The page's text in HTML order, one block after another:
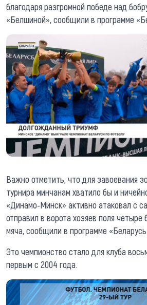
благодаря разгромной победе над
«Белшиной», сообщили в программе
Важно отметить, что для завоевания
турнира минчанам хватило бы и
«Динамо-Минск» активно атаковал с
отправил в ворота хозяев поля четыре
мяча, сообщили в программе
Это чемпионство стало для клуба
первым с 2004 года.